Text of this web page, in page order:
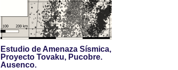
Estudio de Amenaza Sísmica,
Proyecto Tovaku, Pucobre.
Ausenco.